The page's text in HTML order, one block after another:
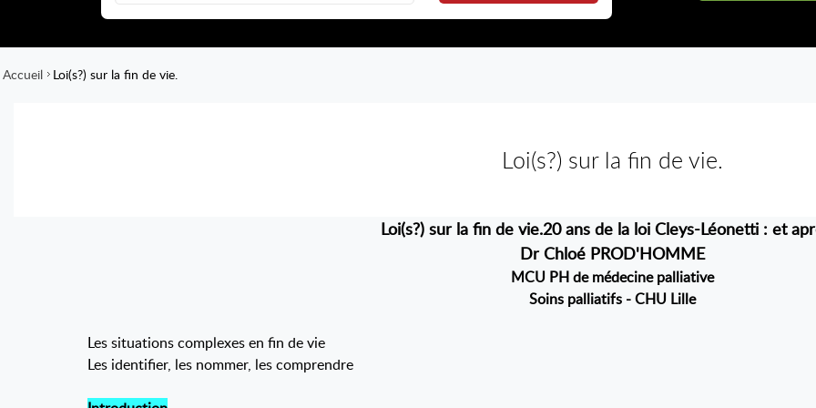
Accueil Loi(s?) sur la fin de vie.
Loi(s?) sur la fin de vie.
Loi(s?) sur la fin de vie.20 ans de la loi Cleys-Léonetti : et
Dr Chloé PROD'HOMME
MCU PH de médecine palliative
Soins palliatifs - CHU Lille
Les situations complexes en fin de vie
Les identifier, les nommer, les comprendre